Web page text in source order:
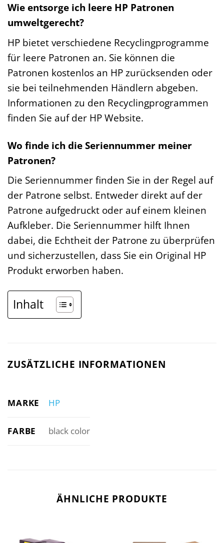
Wie entsorge ich leere HP Patronen
umweltgerecht?
HP bietet verschiedene Recyclingprogramme
für leere Patronen an. Sie können die
Patronen kostenlos an HP zurücksenden oder
sie bei teilnehmenden Händlern abgeben.
Informationen zu den Recyclingprogrammen
finden Sie auf der HP Website.
Wo finde ich die Seriennummer meiner
Patronen?
Die Seriennummer finden Sie in der Regel auf
der Patrone selbst. Entweder direkt auf der
Patrone aufgedruckt oder auf einem kleinen
Aufkleber. Die Seriennummer hilft Ihnen
dabei, die Echtheit der Patrone zu überprüfen
und sicherzustellen, dass Sie ein Original HP
Produkt erworben haben.
Inhalt
ZUSÄTZLICHE INFORMATIONEN
MARKE HP
FARBE black color
ÄHNLICHE PRODUKTE